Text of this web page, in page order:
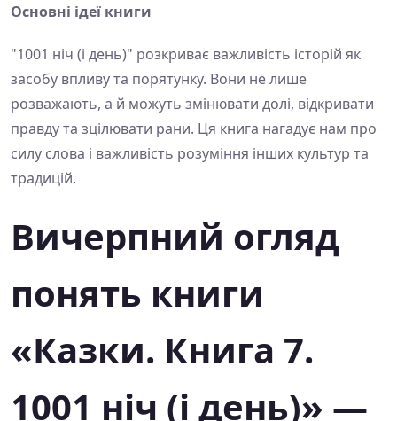
Основні ідеї книги
"1001 ніч (і день)" розкриває важливість історій як
засобу впливу та порятунку. Вони не лише
розважають, а й можуть змінювати долі, відкривати
правду та зцілювати рани. Ця книга нагадує нам про
силу слова і важливість розуміння інших культур та
традицій.
Вичерпний огляд
понять книги
«Казки. Книга 7.
1001 ніч (і день)» —